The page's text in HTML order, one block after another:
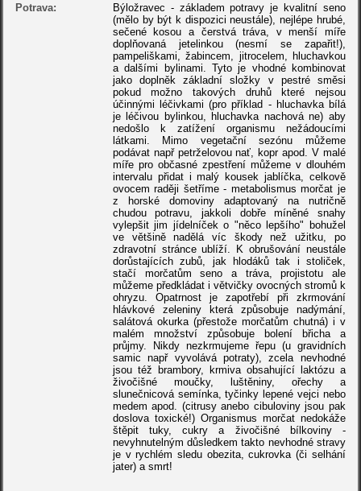
Potrava:
Býložravec - základem potravy je kvalitní seno
(mělo by být k dispozici neustále), nejlépe hrubé,
sečené kosou a čerstvá tráva, v menší míře
doplňovaná jetelinkou (nesmí se zapařit!),
pampeliškami, žabincem, jitrocelem, hluchavkou
a dalšími bylinami. Tyto je vhodné kombinovat
jako doplněk základní složky v pestré směsi
pokud možno takových druhů které nejsou
účinnými léčivkami (pro příklad - hluchavka bílá
je léčivou bylinkou, hluchavka nachová ne) aby
nedošlo k zatížení organismu nežádoucími
látkami. Mimo vegetační sezónu můžeme
podávat např petrželovou nať, kopr apod. V malé
míře pro občasné zpestření můžeme v dlouhém
intervalu přidat i malý kousek jablíčka, celkově
ovocem raději šetříme - metabolismus morčat je
z horské domoviny adaptovaný na nutričně
chudou potravu, jakkoli dobře míněné snahy
vylepšit jim jídelníček o "něco lepšího" bohužel
ve většině nadělá víc škody než užitku, po
zdravotní stránce ublíží. K obrušování neustále
dorůstajících zubů, jak hlodáků tak i stoliček,
stačí morčatům seno a tráva, projistotu ale
můžeme předkládat i větvičky ovocných stromů k
ohryzu. Opatrnost je zapotřebí při zkrmování
hlávkové zeleniny která způsobuje nadýmání,
salátová okurka (přestože morčatům chutná) i v
malém množství způsobuje bolení břicha a
průjmy. Nikdy nezkrmujeme řepu (u gravidních
samic např vyvolává potraty), zcela nevhodné
jsou též brambory, krmiva obsahující laktózu a
živočišné moučky, luštěniny, ořechy a
slunečnicová semínka, tyčinky lepené vejci nebo
medem apod. (citrusy anebo cibuloviny jsou pak
doslova toxické!) Organismus morčat nedokáže
štěpit tuky, cukry a živočišné bílkoviny -
nevyhnutelným důsledkem takto nevhodné stravy
je v rychlém sledu obezita, cukrovka (či selhání
jater) a smrt!